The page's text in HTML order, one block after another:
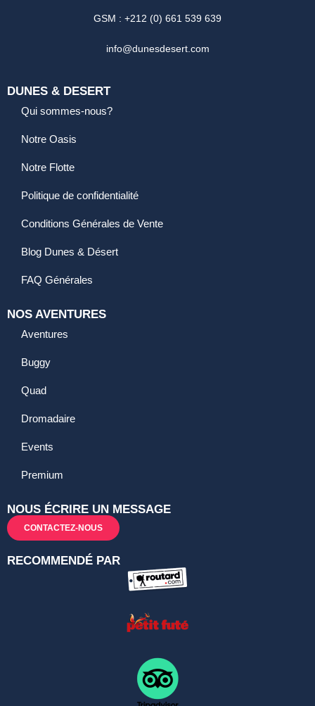
GSM : +212 (0) 661 539 639
info@dunesdesert.com
DUNES & DESERT
Qui sommes-nous?
Notre Oasis
Notre Flotte
Politique de confidentialité
Conditions Générales de Vente
Blog Dunes & Désert
FAQ Générales
NOS AVENTURES
Aventures
Buggy
Quad
Dromadaire
Events
Premium
NOUS ÉCRIRE UN MESSAGE
CONTACTEZ-NOUS
RECOMMENDÉ PAR